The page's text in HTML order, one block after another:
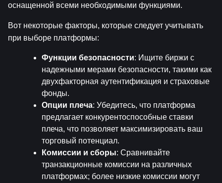
оснащенной всеми необходимыми функциями.
Вот некоторые факторы, которые следует учитывать
при выборе платформы:
Функции безопасности: Ищите биржи с
надежными мерами безопасности, такими как
двухфакторная аутентификация и страховые
фонды.
Опции плеча: Убедитесь, что платформа
предлагает конкурентоспособные ставки
плеча, что позволяет максимизировать ваш
торговый потенциал.
Комиссии и сборы: Сравнивайте
транзакционные комиссии на различных
платформах; более низкие комиссии могут